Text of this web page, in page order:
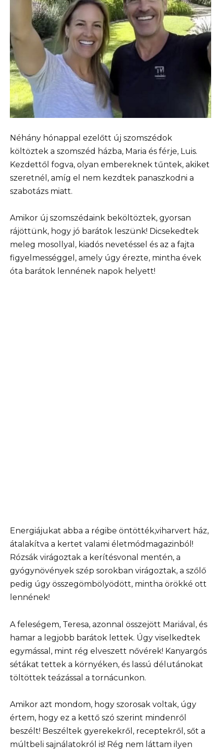
Néhány hónappal ezelőtt új szomszédok
költöztek a szomszéd házba, Maria és férje, Luis.
Kezdettől fogva, olyan embereknek tűntek, akiket
szeretnél, amíg el nem kezdtek panaszkodni a
szabotázs miatt.
Amikor új szomszédaink beköltöztek, gyorsan
rájöttünk, hogy jó barátok leszünk! Dicsekedtek
meleg mosollyal, kiadós nevetéssel és az a fajta
figyelmességgel, amely úgy érezte, mintha évek
óta barátok lennének napok helyett!
Energiájukat abba a régibe öntötték,viharvert ház,
átalakítva a kertet valami életmódmagazinból!
Rózsák virágoztak a kerítésvonal mentén, a
gyógynövények szép sorokban virágoztak, a szőlő
pedig úgy összegömbölyödött, mintha örökké ott
lennének!
A feleségem, Teresa, azonnal összejött Mariával, és
hamar a legjobb barátok lettek. Úgy viselkedtek
egymással, mint rég elveszett nővérek! Kanyargós
sétákat tettek a környéken, és lassú délutánokat
töltöttek teázással a tornácunkon.
Amikor azt mondom, hogy szorosak voltak, úgy
értem, hogy ez a kettő szó szerint mindenről
beszélt! Beszéltek gyerekekről, receptekről, sőt a
múltbeli sajnálatokról is! Rég nem láttam ilyen